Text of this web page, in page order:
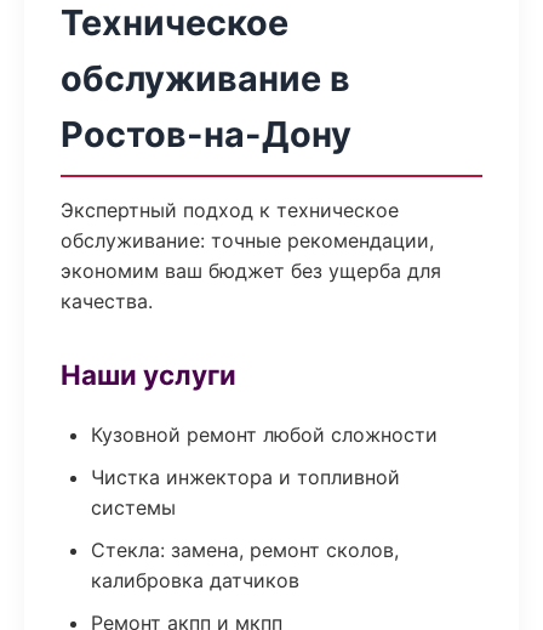
Техническое
обслуживание в
Ростов-на-Дону
Экспертный подход к техническое
обслуживание: точные рекомендации,
экономим ваш бюджет без ущерба для
качества.
Наши услуги
Кузовной ремонт любой сложности
Чистка инжектора и топливной
системы
Стекла: замена, ремонт сколов,
калибровка датчиков
Ремонт акпп и мкпп